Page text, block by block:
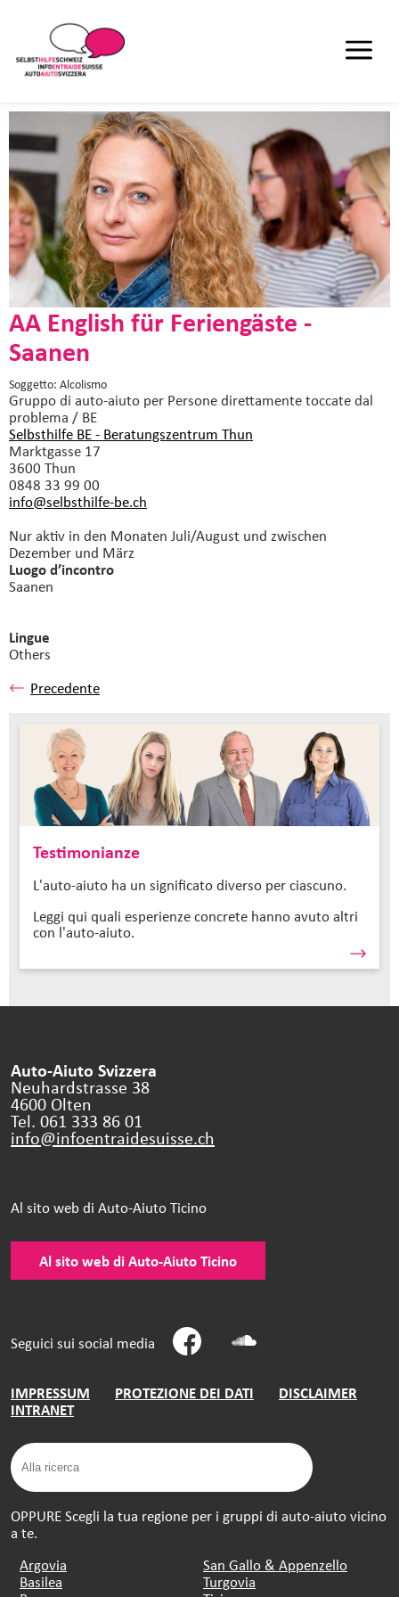
AA English für Feriengäste -
Saanen
Soggetto: Alcolismo
Gruppo di auto-aiuto per Persone direttamente toccate dal
problema / BE
Selbsthilfe BE - Beratungszentrum Thun
Marktgasse 17
3600 Thun
0848 33 99 00
info@selbsthilfe-be.ch
Nur aktiv in den Monaten Juli/August und zwischen
Dezember und März
Luogo d’incontro
Saanen
Lingue
Others
Precedente
Testimonianze
L'auto-aiuto ha un significato diverso per ciascuno.
Leggi qui quali esperienze concrete hanno avuto altri
con l'auto-aiuto.
Auto-Aiuto Svizzera
Neuhardstrasse 38
4600 Olten
Tel. 061 333 86 01
info@infoentraidesuisse.ch
Al sito web di Auto-Aiuto Ticino
Al sito web di Auto-Aiuto Ticino
Seguici sui social media
IMPRESSUM PROTEZIONE DEI DATI
DISCLAIMER
INTRANET
OPPURE Scegli la tua regione per i gruppi di auto-aiuto vicino
a te.
Argovia
Basilea
San Gallo & Appenzello
Turgovia